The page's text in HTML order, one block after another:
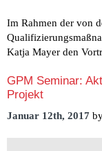
Im Rahmen der von
Katja Mayer den
GPM Seminar:
Projekt
Januar 12th, 2017